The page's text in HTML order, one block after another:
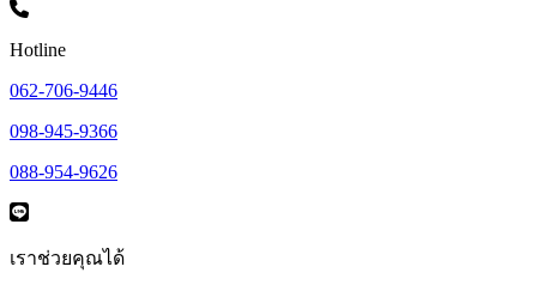
Hotline
062-706-9446
098-945-9366
088-954-9626
เราช่วยคุณได้